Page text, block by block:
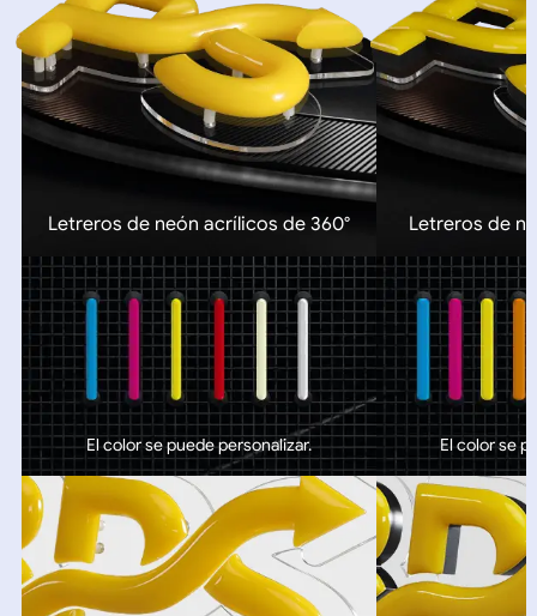
Letreros de neón acrílicos de 360° Letreros de
El color se puede personalizar. El color se